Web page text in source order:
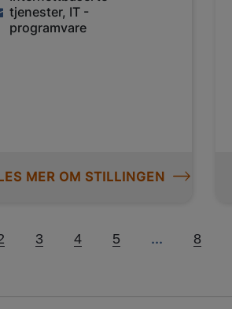
tjenester, IT -
programvare
MER OM STILLINGEN
3 4 5 ...
Next 8